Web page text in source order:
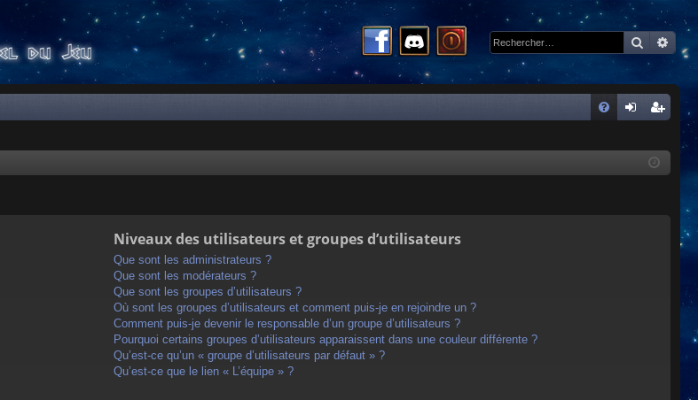
cri
Niveaux des utilisateurs et groupes d’utilisateurs
Que sont les administrateurs ?
Que sont les modérateurs ?
Que sont les groupes d’utilisateurs ?
Où sont les groupes d’utilisateurs et comment puis-je en rejoindre un ?
Comment puis-je devenir le responsable d’un groupe d’utilisateurs ?
Pourquoi certains groupes d’utilisateurs apparaissent dans une couleur différente ?
Qu’est-ce qu’un « groupe d’utilisateurs par défaut » ?
Qu’est-ce que le lien « L’équipe » ?